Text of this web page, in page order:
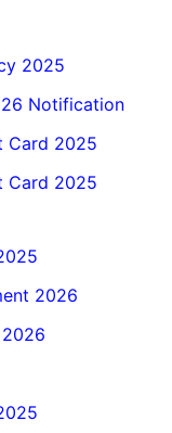
2025
Notification
Card 2025
Card 2025
2026